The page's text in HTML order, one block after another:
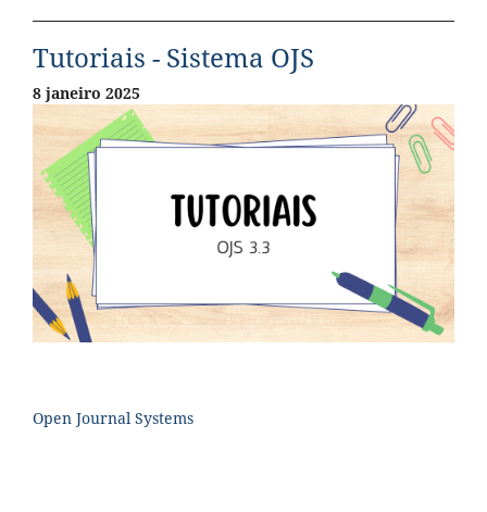
Tutoriais - Sistema OJS
8 janeiro 2025
Open Journal Systems